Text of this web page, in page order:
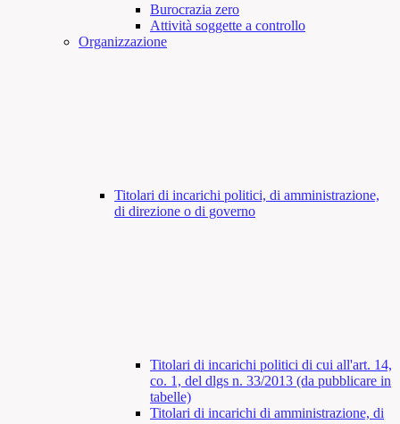
Burocrazia zero
Attività soggette a controllo
Organizzazione
Titolari di incarichi politici, di amministrazione,
di direzione o di governo
Titolari di incarichi politici di cui all'art. 14,
co. 1, del dlgs n. 33/2013 (da pubblicare in
tabelle)
Titolari di incarichi di amministrazione, di